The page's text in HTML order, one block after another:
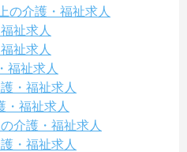
の介護・福祉求人
祉求人
祉求人
福祉求人
・福祉求人
・福祉求人
介護・福祉求人
・福祉求人